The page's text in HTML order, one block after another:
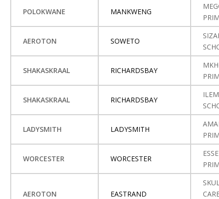
POLOKWANE MANKWENG
AEROTON SOWETO
SHAKASKRAAL RICHARDSBAY
SHAKASKRAAL RICHARDSBAY
LADYSMITH LADYSMITH
WORCESTER WORCESTER
AEROTON EASTRAND